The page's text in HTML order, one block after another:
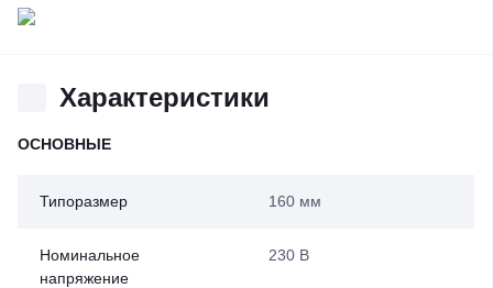
Характеристики
ОСНОВНЫЕ
Типоразмер 160 мм
Номинальное
напряжение
230 В